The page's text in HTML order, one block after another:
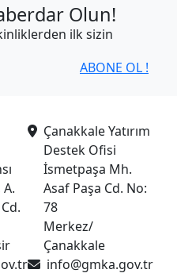
Olun!
ilk sizin
ABONE OL !
Çanakkale Yatırım
Destek Ofisi
İsmetpaşa Mh.
Asaf Paşa Cd. No:
78
Merkez/
Çanakkale
info@gmka.gov.tr